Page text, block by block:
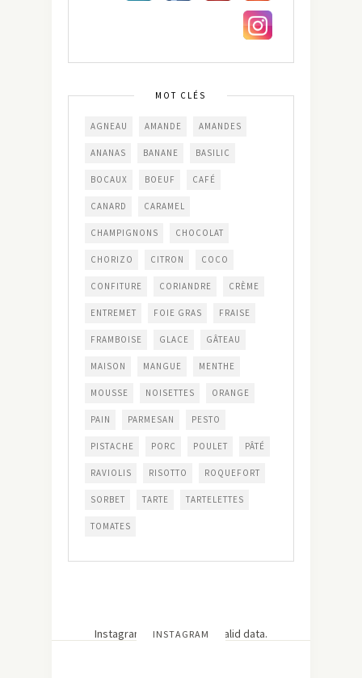
MOT CLÉS
AGNEAU AMANDE AMANDES
ANANAS BANANE BASILIC
BOCAUX BOEUF CAFÉ
CANARD CARAMEL
CHAMPIGNONS CHOCOLAT
CHORIZO CITRON COCO
CONFITURE CORIANDRE CRÈME
ENTREMET FOIE GRAS FRAISE
FRAMBOISE GLACE GÂTEAU
MAISON MANGUE MENTHE
MOUSSE NOISETTES ORANGE
PAIN PARMESAN PESTO
PISTACHE PORC POULET PÂTÉ
RAVIOLIS RISOTTO ROQUEFORT
SORBET TARTE TARTELETTES
TOMATES
INSTAGRAM
Instagram has returned invalid data.